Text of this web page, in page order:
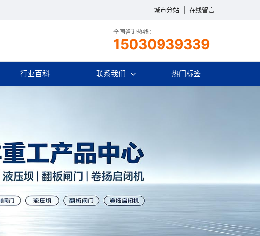
城市分站 在线留言
全国咨询热线：
15030939339
行业百科 联系我们 热门标签